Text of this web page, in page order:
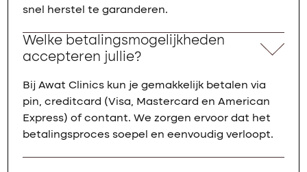
snel herstel te garanderen.
Welke betalingsmogelijkheden
accepteren jullie?
Bij Awat Clinics kun je gemakkelijk betalen via
pin, creditcard (Visa, Mastercard en American
Express) of contant. We zorgen ervoor dat het
betalingsproces soepel en eenvoudig verloopt.